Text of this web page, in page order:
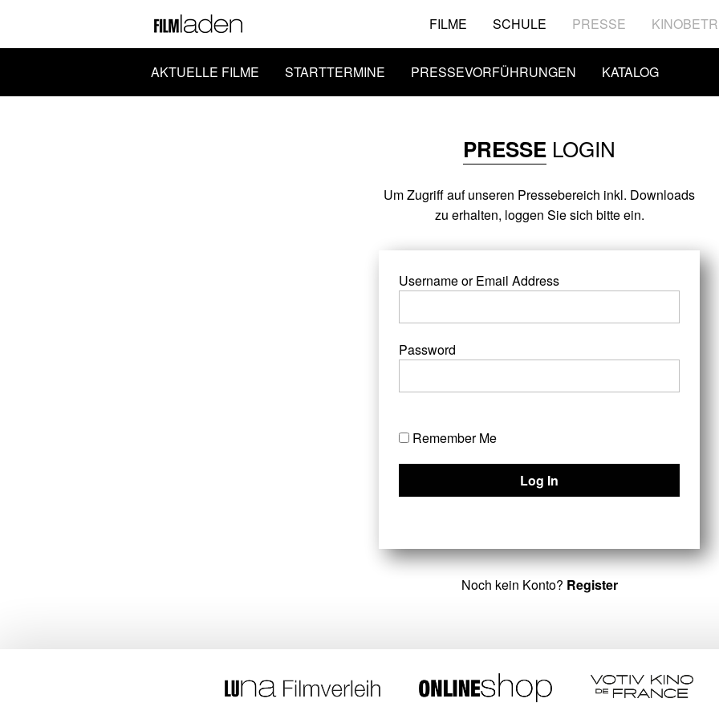
FILME SCHULE PRESSE
AKTUELLE FILME STARTTERMINE PRESSEVORFÜHRUNGEN KATALOG
PRESSE LOGIN
Um Zugriff auf unseren Pressebereich inkl. Downloads
zu erhalten, loggen Sie sich bitte ein.
Username or Email Address
Password
Remember Me
Noch kein Konto? Register